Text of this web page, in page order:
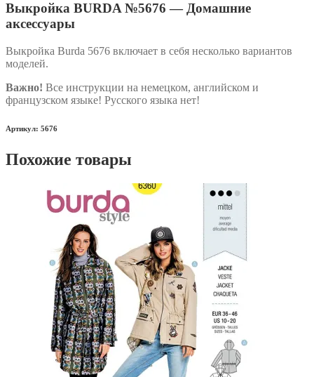
Выкройка BURDA №5676 — Домашние
аксессуары
Выкройка Burda 5676 включает в себя несколько вариантов
моделей.
Важно! Все инструкции на немецком, английском и
французском языке! Русского языка нет!
Артикул: 5676
Похожие товары